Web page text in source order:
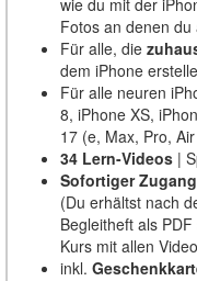
wie du mit der
Fotos an denen
Für alle, die
dem iPhone
Für alle neuren
8, iPhone XS,
17 (e, Max, Pro,
34 Lern-Videos |
Sofortiger Zugang
(Du erhältst nach
Begleitheft als
Kurs mit allen
inkl.